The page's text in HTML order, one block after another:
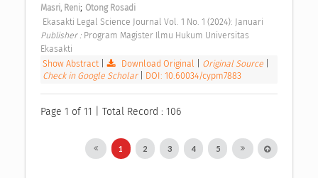
Masri, Reni; Otong Rosadi
Ekasakti Legal Science Journal Vol. 1 No. 1 (2024): Januari
Publisher : Program Magister Ilmu Hukum Universitas
Ekasakti
Show Abstract| Download Original Original Source
Check in Google Scholar
DOI: 10.60034/cypm7883
Page 1 of 11 | Total Record : 106
1 2 3 4 5